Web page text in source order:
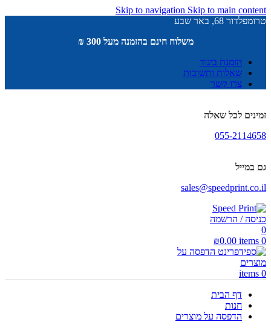
Skip to navigation Skip to main content
טרומפלדור 68, באר שבע
משלוח חינם בהזמנה מעל 300 ₪
הזמנת ביגוד
שאלות ותשובות
צרו קשר
זמינים לכל שאלה
055-2114658
גם במייל
sales@speedprint.co.il
כניסה / הרשמה
0
0
items
₪0.00
0
items
דף הבית
חנות
הדפסה על מוצרים